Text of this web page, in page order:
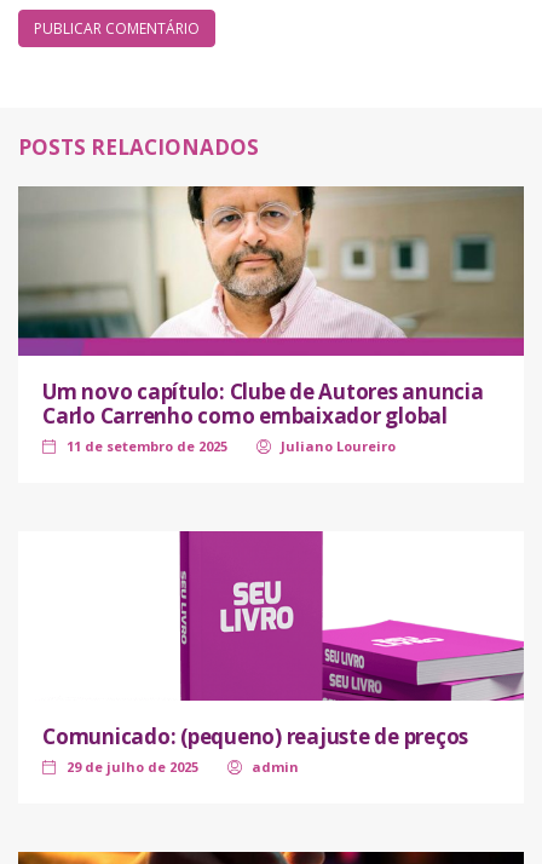
POSTS RELACIONADOS
Um novo capítulo: Clube de Autores anuncia
Carlo Carrenho como embaixador global
11 de setembro de 2025 Juliano Loureiro
Comunicado: (pequeno) reajuste de preços
29 de julho de 2025 admin